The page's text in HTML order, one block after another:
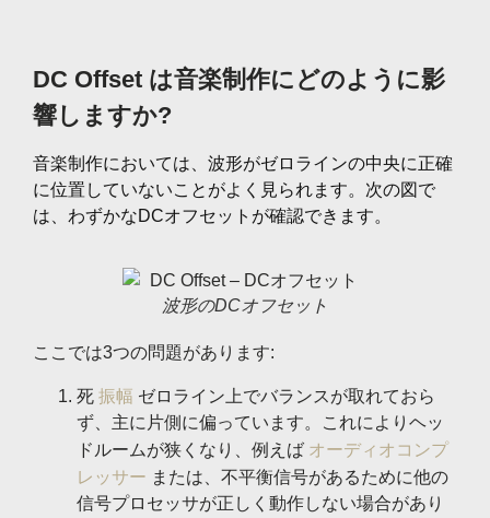
DC Offset は音楽制作にどのように影
響しますか?
音楽制作においては、波形がゼロラインの中央に正確
に位置していないことがよく見られます。次の図で
は、わずかなDCオフセットが確認できます。
波形のDCオフセット
ここでは3つの問題があります:
死 振幅 ゼロライン上でバランスが取れておら
ず、主に片側に偏っています。これによりヘッ
ドルームが狭くなり、例えば オーディオコンプ
レッサー または、不平衡信号があるために他の
信号プロセッサが正しく動作しない場合があり